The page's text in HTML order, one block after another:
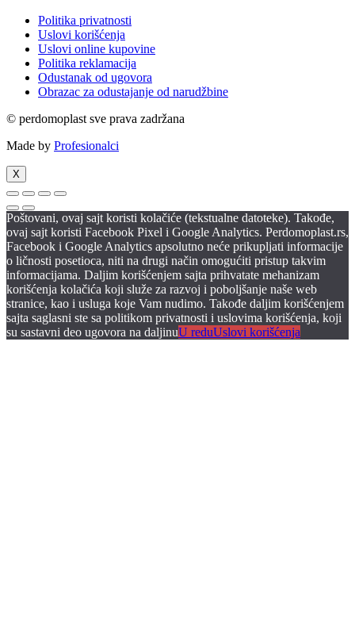
Politika privatnosti
Uslovi korišćenja
Uslovi online kupovine
Politika reklamacija
Odustanak od ugovora
Obrazac za odustajanje od narudžbine
© perdomoplast sve prava zadržana
Made by Profesionalci
X
Poštovani, ovaj sajt koristi kolačiće (tekstualne datoteke). Takođe,
ovaj sajt koristi Facebook Pixel i Google Analytics. Perdomoplast.rs,
Facebook i Google Analytics apsolutno neće prikupljati informacije
o ličnosti posetioca, niti na drugi način omogućiti pristup takvim
informacijama. Daljim korišćenjem sajta prihvatate mehanizam
korišćenja kolačića koji služe za razvoj i poboljšanje naše web
stranice, kao i usluga koje Vam nudimo. Takođe daljim korišćenjem
sajta saglasni ste sa politikom privatnosti i uslovima korišćenja, koji
su sastavni deo ugovora na daljinuU reduUslovi korišćenja